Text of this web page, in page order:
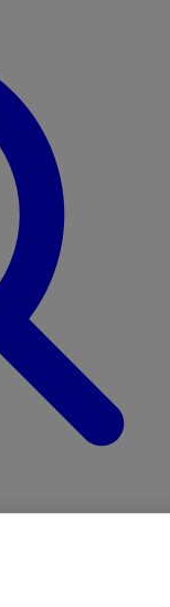
SUGEREBarba